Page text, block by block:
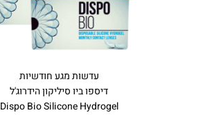
עדשות מגע חודשיות
דיספו ביו סיליקון הידרוג'ל
Dispo Bio Silicone Hydrogel